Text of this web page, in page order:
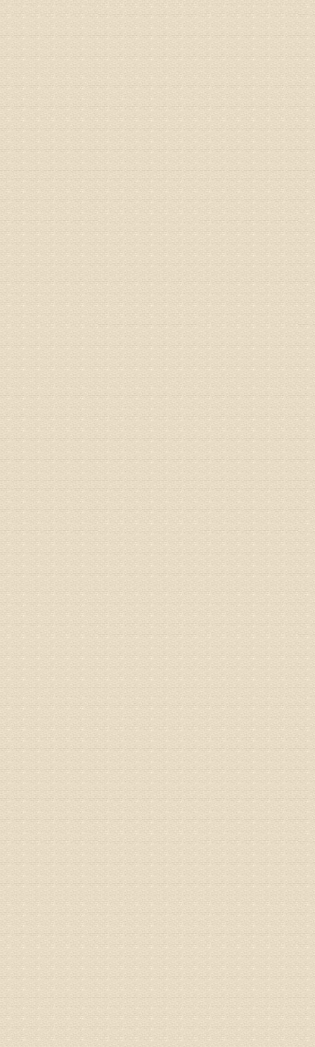
病情描
专家回
先需要
突出的
姓名：
病情描
病情描
专家回
理疗、
由于我
姓名：
病情描
梁断裂
专家回
孙主任
病情描
专家回
建议带
姓名：
病情描
治疗方
由于我
姓名：
气，一
专家回
姓名
专家回
的放射
姓名：
病情描
专家回
疗，具
姓名：
专家回
较严重
院详细